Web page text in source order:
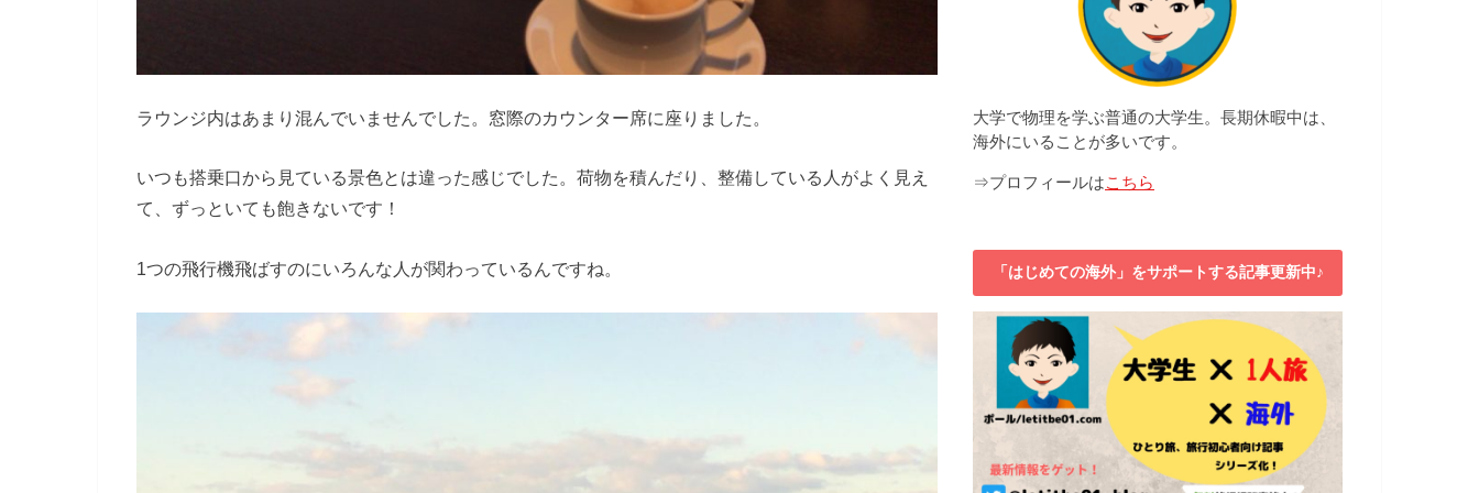
ラウンジ内はあまり混んでいませんでした。窓際のカウンター席に座りました。
いつも搭乗口から見ている景色とは違った感じでした。荷物を積んだり、整備している人がよく見え
て、ずっといても飽きないです！
1つの飛行機飛ばすのにいろんな人が関わっているんですね。
大学で物理を学ぶ普通の大学生。長期休暇中は、
海外にいることが多いです。
⇒プロフィールはこちら
「はじめての海外」をサポートする記事更新中♪